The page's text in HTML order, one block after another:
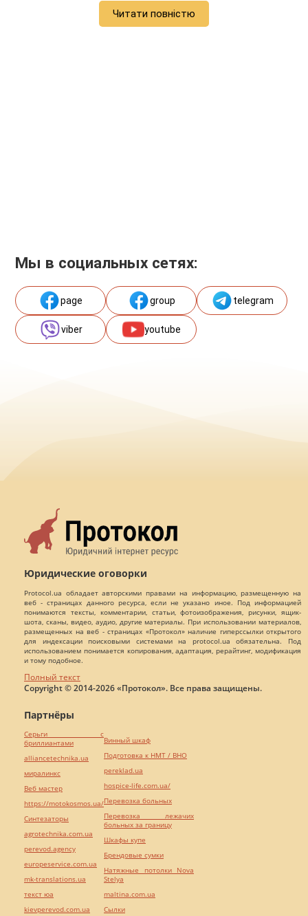
Читати повністю
Мы в социальных сетях:
page group telegram
viber youtube
Юридические оговорки
Protocol.ua обладает авторскими правами на информацию, размещенную на
веб - страницах данного ресурса, если не указано иное. Под информацией
понимаются тексты, комментарии, статьи, фотоизображения, рисунки, ящик-
шота, сканы, видео, аудио, другие материалы. При использовании материалов,
размещенных на веб - страницах «Протокол» наличие гиперссылки открытого
для индексации поисковыми системами на protocol.ua обязательна. Под
использованием понимается копирования, адаптация, рерайтинг, модификация
и тому подобное.
Полный текст
Copyright © 2014-2026 «Протокол». Все права защищены.
Партнёры
Серьги с
бриллиантами
alliancetechnika.ua
миралинкс
Веб мастер
https://motokosmos.ua/
Синтезаторы
agrotechnika.com.ua
perevod.agency
europeservice.com.ua
mk-translations.ua
текст юа
kievperevod.com.ua
Винный шкаф
Подготовка к НМТ / ВНО
pereklad.ua
hospice-life.com.ua/
Перевозка больных
Перевозка лежачих
больных за границу
Шкафы купе
Брендовые сумки
Натяжные потолки Nova
Stelya
maltina.com.ua
Cылки